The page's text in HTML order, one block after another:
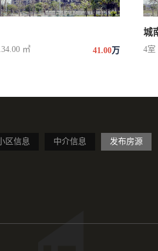
㎡ 41.00万
城
4室
区信息 中介信息 发布房源